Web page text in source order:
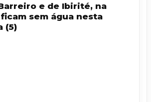
e de Ibirité, na
ficam sem água nesta
(5)